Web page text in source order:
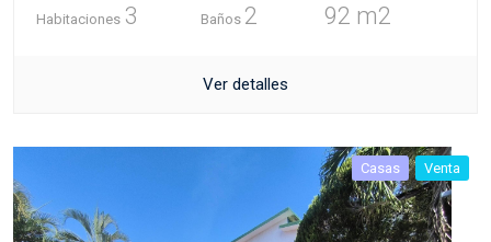
Habitaciones 3 Baños 2 92 m2
Ver detalles
Casas Venta